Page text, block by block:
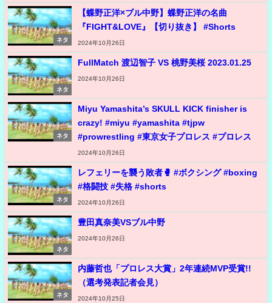
ネタ
【蝶野正洋×ブル中野】蝶野正洋の名曲
『FIGHT&LOVE』【切り抜き】 #Shorts
2024年10月26日
ネタ
FullMatch 渡辺智子 VS 桃野美桜 2023.01.25
2024年10月26日
ネタ
Miyu Yamashita’s SKULL KICK finisher is
crazy! #miyu #yamashita #tjpw
#prowrestling #東京女子プロレス #プロレス
2024年10月26日
ネタ
レフェリーを襲う敗者🥊 #ボクシング #boxing
#格闘技 #失格 #shorts
2024年10月26日
ネタ
豊田真奈美VSブル中野
2024年10月26日
ネタ
内藤哲也「プロレス大賞」2年連続MVP受賞!!
（選考発表記者会見）
2024年10月25日